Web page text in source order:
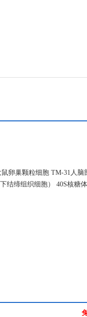
卵巢颗粒细胞 TM-31人
结缔组织细胞） 40S核糖